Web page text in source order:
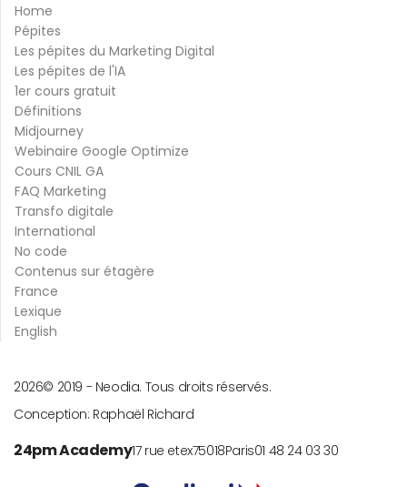
Home
Pépites
Les pépites du Marketing Digital
Les pépites de l'IA
1er cours gratuit
Définitions
Midjourney
Webinaire Google Optimize
Cours CNIL GA
FAQ Marketing
Transfo digitale
International
No code
Contenus sur étagère
France
Lexique
English
© 2019 -
2026
Neodia. Tous droits réservés.
Conception: Raphaël Richard
24pm Academy17 rue etex75018Paris01 48 24 03 30